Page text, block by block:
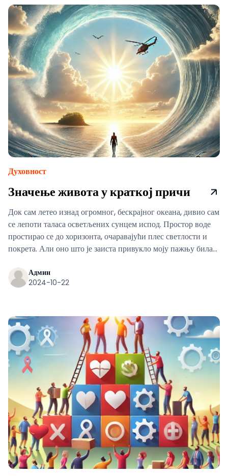
Духовност
Значење живота у краткој причи
Док сам летео изнад огромног, бескрајног океана, дивио сам
се лепоти таласа осветљених сунцем испод. Простор воде
простирао се до хоризонта, очаравајући плес светлости и
покрета. Али оно што је заиста привукло моју пажњу била
Админ
2024-10-22